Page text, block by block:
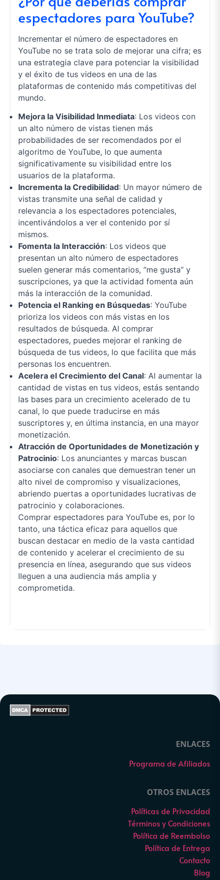
espectadores para YouTube?
Incrementar el número de espectadores en
YouTube no se trata solo de mejorar una cifra; es
una estrategia clave para potenciar la visibilidad
y el éxito de tus videos en una de las
plataformas de contenido más competitivas del
mundo.
Mejora la Visibilidad Inmediata: Los videos con
un alto número de vistas tienen más
probabilidades de ser recomendados por el
algoritmo de YouTube, lo que aumenta
significativamente su visibilidad entre los
usuarios de la plataforma.
Incrementa la Credibilidad: Un mayor número de
vistas transmite una señal de calidad y
relevancia a los espectadores potenciales,
incentivándolos a ver el contenido por sí
mismos.
Fomenta la Interacción: Los videos que
presentan un alto número de espectadores
suelen generar más comentarios, “me gusta” y
suscripciones, ya que la actividad fomenta aún
más la interacción de la comunidad.
Potencia el Ranking en Búsquedas: YouTube
prioriza los videos con más vistas en los
resultados de búsqueda. Al comprar
espectadores, puedes mejorar el ranking de
búsqueda de tus videos, lo que facilita que más
personas los encuentren.
Acelera el Crecimiento del Canal: Al aumentar la
cantidad de vistas en tus videos, estás sentando
las bases para un crecimiento acelerado de tu
canal, lo que puede traducirse en más
suscriptores y, en última instancia, en una mayor
monetización.
Atracción de Oportunidades de Monetización y
Patrocinio: Los anunciantes y marcas buscan
asociarse con canales que demuestran tener un
alto nivel de compromiso y visualizaciones,
abriendo puertas a oportunidades lucrativas de
patrocinio y colaboraciones.
Comprar espectadores para YouTube es, por lo
tanto, una táctica eficaz para aquellos que
buscan destacar en medio de la vasta cantidad
de contenido y acelerar el crecimiento de su
presencia en línea, asegurando que sus videos
lleguen a una audiencia más amplia y
comprometida.
ENLACES
Programa de Afiliados
OTROS ENLACES
Políticas de Privacidad
Términos y Condiciones
Política de Reembolso
Política de Entrega
Contacto
Blog